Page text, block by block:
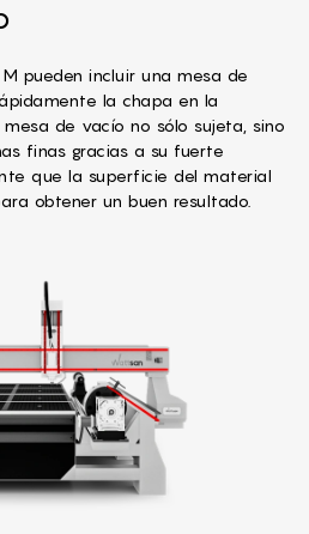
pueden incluir una mesa de
la chapa en la
de vacío no sólo sujeta, sino
finas gracias a su fuerte
que la superficie del material
obtener un buen resultado.